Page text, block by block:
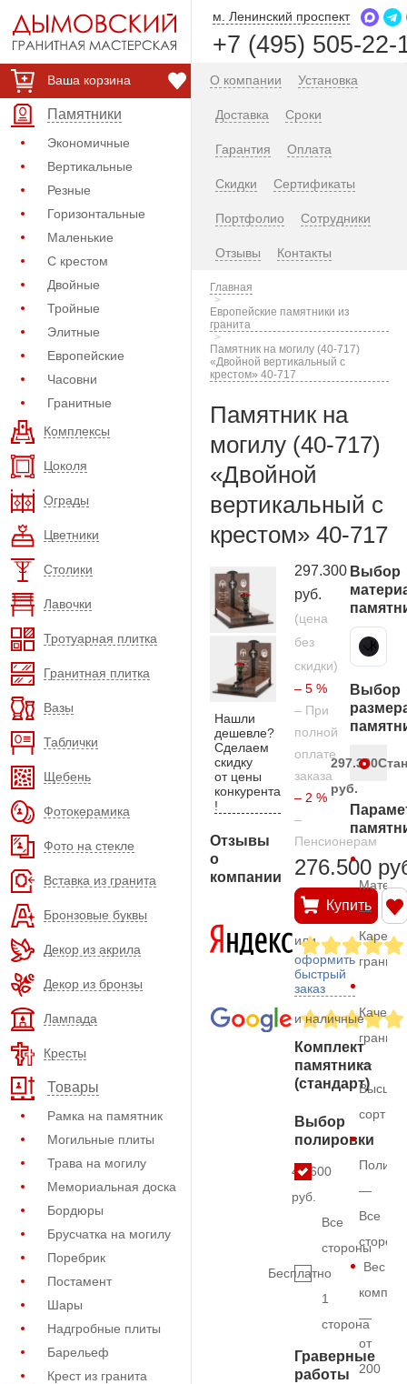
Ваша корзина
Памятники
Экономичные
Вертикальные
Резные
Горизонтальные
Маленькие
С крестом
Двойные
Тройные
Элитные
Европейские
Часовни
Гранитные
Комплексы
Цоколя
Ограды
Цветники
Столики
Лавочки
Тротуарная плитка
Гранитная плитка
Вазы
Таблички
Щебень
Фотокерамика
Фото на стекле
Вставка из гранита
Бронзовые буквы
Декор из акрила
Декор из бронзы
Лампада
Кресты
Товары
Рамка на памятник
Могильные плиты
Трава на могилу
Мемориальная доска
Бордюры
Брусчатка на могилу
Поребрик
Постамент
Шары
Надгробные плиты
Барельеф
Крест из гранита
м. Ленинский проспект
+7 (495) 505-22-
О компании Установка
Доставка Сроки
Гарантия Оплата
Скидки Сертификаты
Портфолио Сотрудники
Отзывы Контакты
Главная
Европейские памятники из
гранита
Памятник на могилу (40-717)
«Двойной вертикальный с
крестом» 40-717
Памятник на
могилу (40-717)
«Двойной
вертикальный с
крестом» 40-717
Нашли
дешевле?
Сделаем
скидку
от цены
конкурента
!
Отзывы
о
компании
297.300
руб.
(цена
без
скидки)
– 5 %
– При
полной
оплате
заказа
– 2 %
–
Пенсионерам
276.500
Купить
или
оформить
быстрый
заказ
и наличные
Комплект
памятника
(стандарт)
Выбор
полировки
44.600
руб.
Все
стороны
Бесплатно
1
сторона
Граверные
работы
Выбор
Карельский гранит
Выбор
297.300
руб.
—
гранит
гранита
—
Высший
сорт
—
Все
Вес
—
от
200